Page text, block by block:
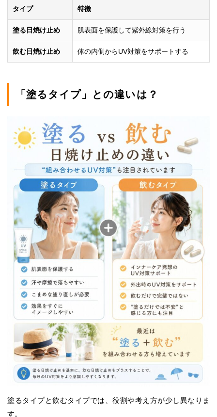
タイプ 特徴
塗る日焼け止め 肌表面を保護して紫外線対策を行う
飲む日焼け止め 体の内側からUV対策をサポートする
「塗るタイプ」との違いは？
塗るタイプと飲むタイプでは、役割や考え方が少し異なりま
す。